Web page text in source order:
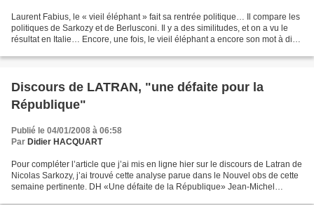
Laurent Fabius, le « vieil éléphant » fait sa rentrée politique… Il compare les
politiques de Sarkozy et de Berlusconi. Il y a des similitudes, et on a vu le
résultat en Italie… Encore, une fois, le vieil éléphant a encore son mot à dire
Discours de LATRAN, "une défaite pour la
République"
Publié le 04/01/2008 à 06:58
Par Didier HACQUART
Pour compléter l’article que j’ai mis en ligne hier sur le discours de Latran de
Nicolas Sarkozy, j’ai trouvé cette analyse parue dans le Nouvel obs de cette
semaine pertinente. DH «Une défaite de la République» Jean-Michel